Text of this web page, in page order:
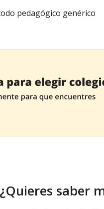
pedagógico genérico
¿Quieres saber